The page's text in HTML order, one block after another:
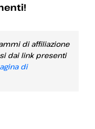
di affiliazione
dai link presenti
di